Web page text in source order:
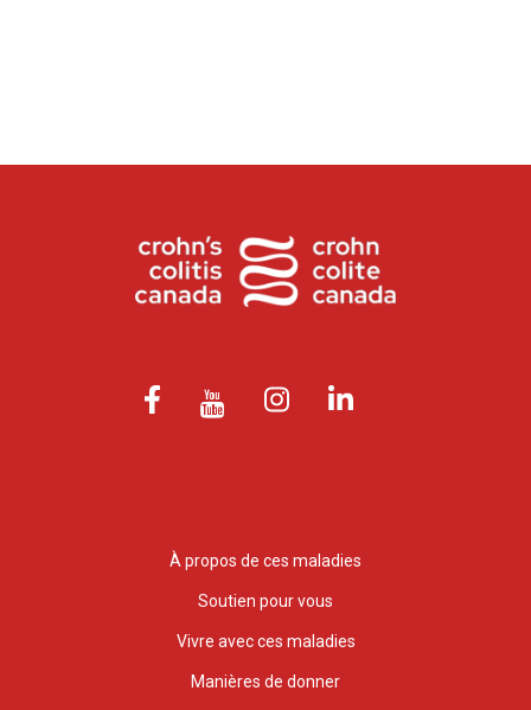
À propos de ces maladies
Soutien pour vous
Vivre avec ces maladies
Manières de donner